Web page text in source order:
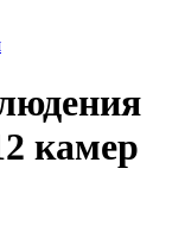
камер